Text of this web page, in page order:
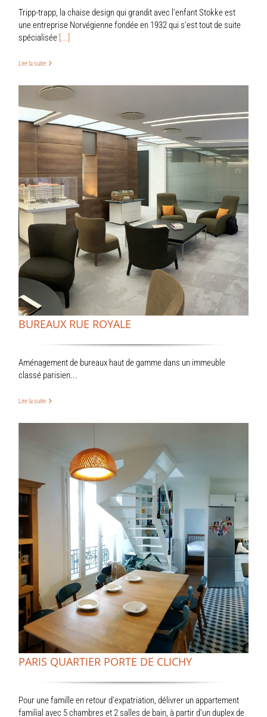
Tripp-trapp, la chaise design qui grandit avec l’enfant Stokke est
une entreprise Norvégienne fondée en 1932 qui s’est tout de suite
spécialisée [...]
Lire la suite
BUREAUX RUE ROYALE
Aménagement de bureaux haut de gamme dans un immeuble
classé parisien...
Lire la suite
PARIS QUARTIER PORTE DE CLICHY
Pour une famille en retour d’expatriation, délivrer un appartement
familial avec 5 chambres et 2 salles de bain, à partir d’un duplex de